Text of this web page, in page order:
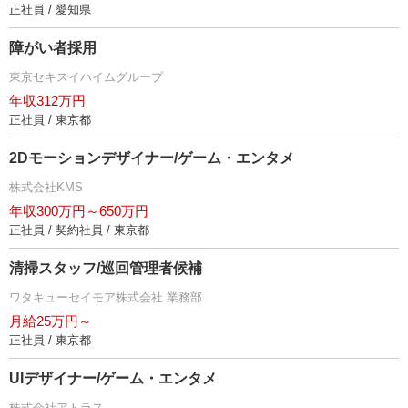
正社員 / 愛知県
障がい者採用
東京セキスイハイムグループ
年収312万円
正社員 / 東京都
2Dモーションデザイナー/ゲーム・エンタメ
株式会社KMS
年収300万円～650万円
正社員 / 契約社員 / 東京都
清掃スタッフ/巡回管理者候補
ワタキューセイモア株式会社 業務部
月給25万円～
正社員 / 東京都
UIデザイナー/ゲーム・エンタメ